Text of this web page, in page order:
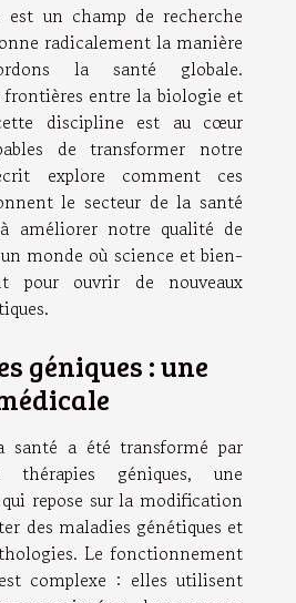
est un champ de recherche
radicalement la manière
la santé globale.
entre la biologie et
discipline est au cœur
de transformer notre
explore comment ces
le secteur de la santé
améliorer notre qualité de
monde où science et bien-
pour ouvrir de nouveaux
géniques : une
santé a été transformé par
thérapies géniques, une
repose sur la modification
des maladies génétiques et
Le fonctionnement
complexe : elles utilisent